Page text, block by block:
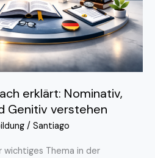
erklärt: Nominativ,
Genitiv verstehen
/ Santiago
wichtiges Thema in der